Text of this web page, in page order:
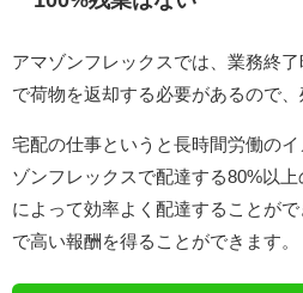
アマゾンフレックスでは、業務終
で荷物を返却する必要があるので、
宅配の仕事というと長時間労働の
ゾンフレックスで配達する80%以
によって効率よく配達することが
で高い報酬を得ることができます。